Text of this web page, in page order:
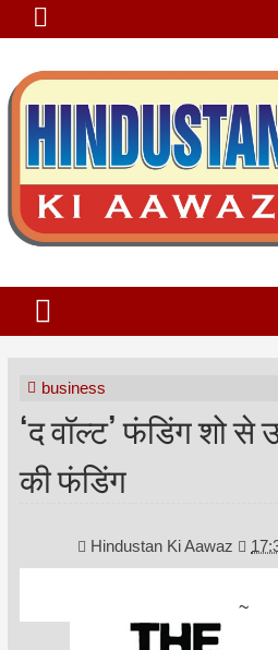
business
‘द वॉल्ट’ फंडिंग शो से
की फंडिंग
Hindustan Ki Aawaz
~